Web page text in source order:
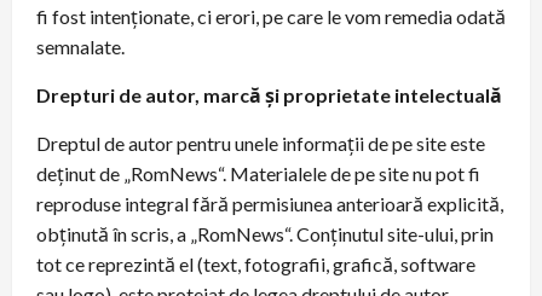
fi fost intenţionate, ci erori, pe care le vom remedia odată
semnalate.
Drepturi de autor, marcă şi proprietate intelectuală
Dreptul de autor pentru unele informaţii de pe site este
deţinut de „RomNews“. Materialele de pe site nu pot fi
reproduse integral fără permisiunea anterioară explicită,
obținută în scris, a „RomNews“. Conţinutul site-ului, prin
tot ce reprezintă el (text, fotografii, grafică, software